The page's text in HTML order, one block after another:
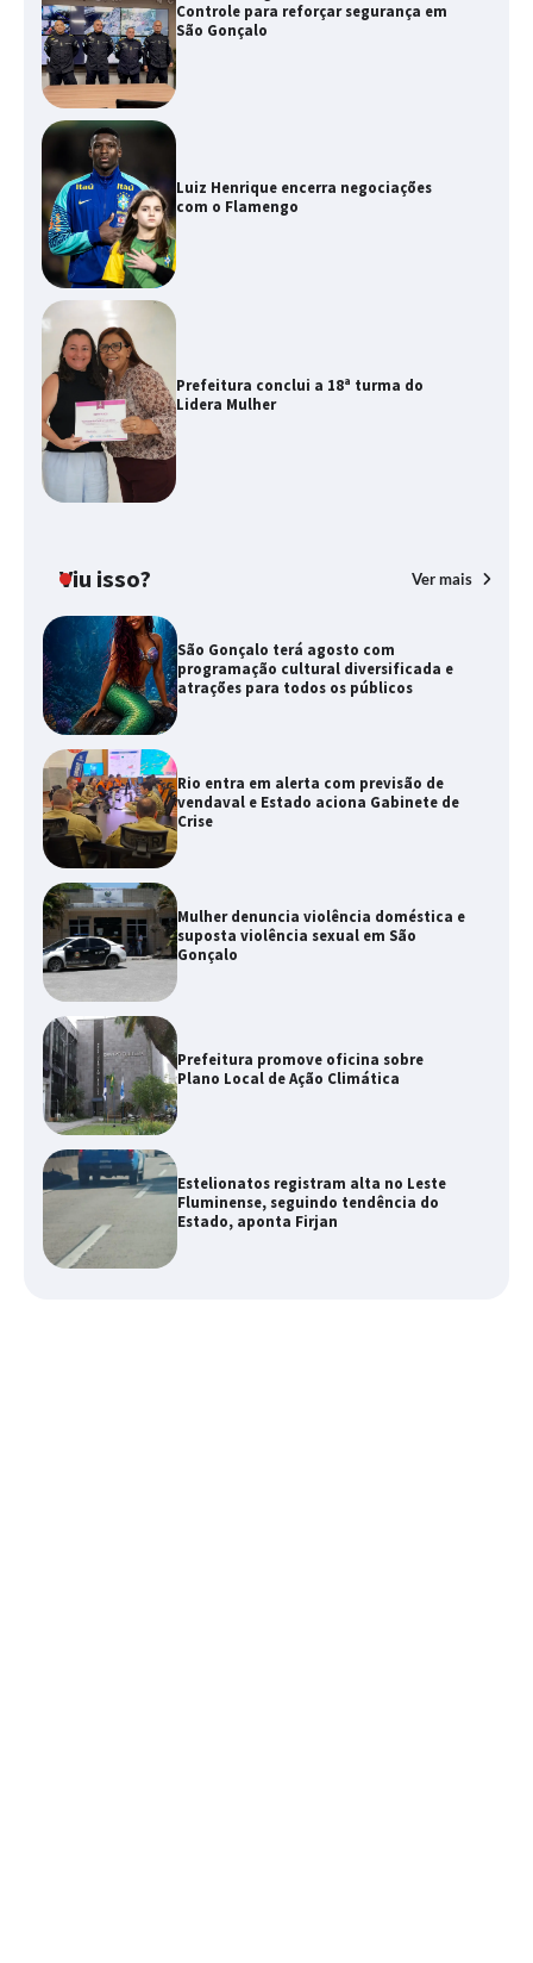
Controle para reforçar segurança em
São Gonçalo
Luiz Henrique encerra negociações
com o Flamengo
Prefeitura conclui a 18ª turma do
Lidera Mulher
Viu isso? Ver mais
São Gonçalo terá agosto com
programação cultural diversificada e
atrações para todos os públicos
Rio entra em alerta com previsão de
vendaval e Estado aciona Gabinete de
Crise
Mulher denuncia violência doméstica e
suposta violência sexual em São
Gonçalo
Prefeitura promove oficina sobre
Plano Local de Ação Climática
Estelionatos registram alta no Leste
Fluminense, seguindo tendência do
Estado, aponta Firjan